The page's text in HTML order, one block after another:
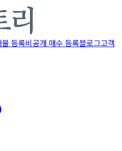
등록비공개 매수 등록블로그고객